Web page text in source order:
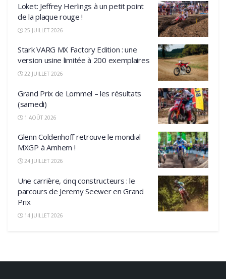
Loket: Jeffrey Herlings à un petit point
de la plaque rouge !
25 JUILLET 2026
Stark VARG MX Factory Edition : une
version usine limitée à 200 exemplaires
22 JUILLET 2026
Grand Prix de Lommel – les résultats
(samedi)
1 AOÛT 2026
Glenn Coldenhoff retrouve le mondial
MXGP à Arnhem !
24 JUILLET 2026
Une carrière, cinq constructeurs : le
parcours de Jeremy Seewer en Grand
Prix
14 JUILLET 2026